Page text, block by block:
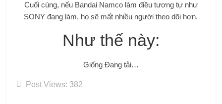
Cuối cùng, nếu Bandai Namco làm điều tương tự như
SONY đang làm, họ sẽ mất nhiều người theo dõi hơn.
Như thế này:
Giống Đang tải…
Post Views: 382